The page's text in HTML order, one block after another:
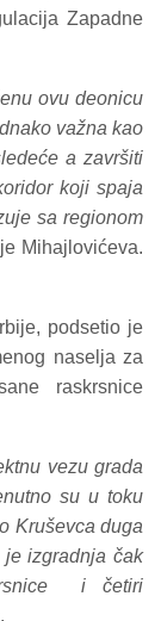
Zapadne
ovu deonicu
važna kao
a završiti
koji spaja
sa regionom
Mihajlovićeva.
podsetio je
naselja za
raskrsnice
vezu grada
su u toku
Kruševca duga
izgradnja čak
i četiri